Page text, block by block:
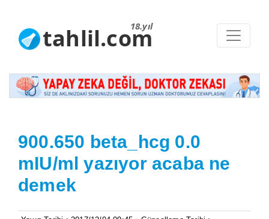
18.yıl
tahlil.com
900.650 beta_hcg 0.0
mIU/ml yazıyor acaba ne
demek